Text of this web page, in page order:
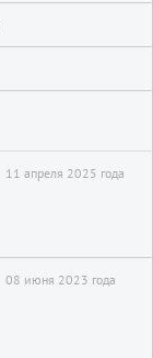
11 апреля 2025 года
08 июня 2023 года